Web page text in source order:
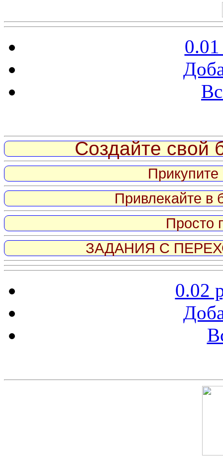
Создайте свой
Привлекайте в
Просто
ЗАДАНИЯ С
0.02